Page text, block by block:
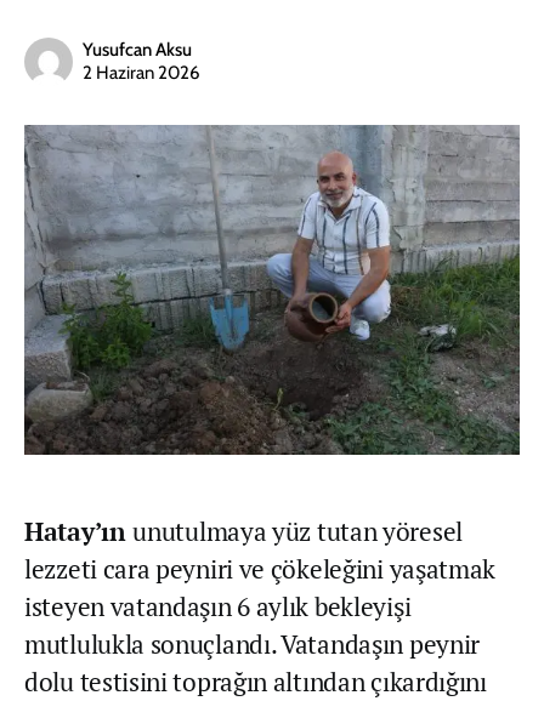
Yusufcan Aksu
2 Haziran 2026
Hatay’ınunutulmaya yüz tutan yöresel
lezzeti cara peyniri ve çökeleğini yaşatmak
isteyen vatandaşın 6 aylık bekleyişi
mutlulukla sonuçlandı. Vatandaşın peynir
dolu testisini toprağın altından çıkardığını